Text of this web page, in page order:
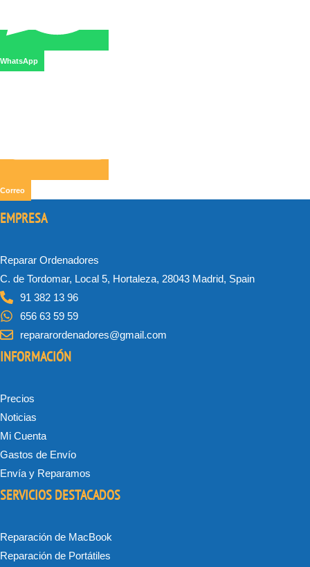
WhatsApp
Correo
EMPRESA
Reparar Ordenadores
C. de Tordomar, Local 5, Hortaleza, 28043 Madrid, Spain
91 382 13 96
656 63 59 59
repararordenadores@gmail.com
INFORMACIÓN
Precios
Noticias
Mi Cuenta
Gastos de Envío
Envía y Reparamos
SERVICIOS DESTACADOS
Reparación de MacBook
Reparación de Portátiles